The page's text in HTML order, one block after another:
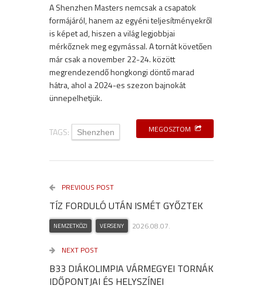
A Shenzhen Masters nemcsak a csapatok
formájáról, hanem az egyéni teljesítményekről
is képet ad, hiszen a világ legjobbjai
mérkőznek meg egymással. A tornát követően
már csak a november 22-24. között
megrendezendő hongkongi döntő marad
hátra, ahol a 2024-es szezon bajnokát
ünnepelhetjük.
TAGS: Shenzhen MEGOSZTOM
PREVIOUS POST
TÍZ FORDULÓ UTÁN ISMÉT GYŐZTEK
NEMZETKÖZI VERSENY 2026.08.07.
NEXT POST
B33 DIÁKOLIMPIA VÁRMEGYEI TORNÁK
IDŐPONTJAI ÉS HELYSZÍNEI